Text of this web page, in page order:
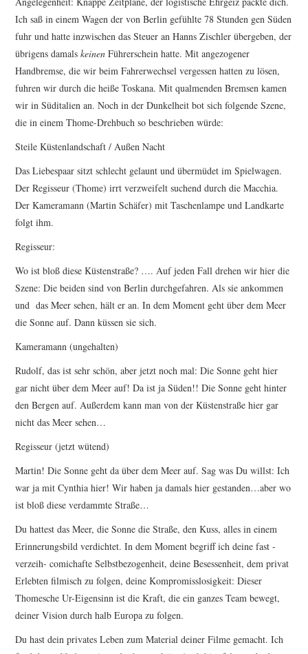
Ich saß in einem Wagen der von Berlin gefühlte 78 Stunden gen Süden
fuhr und hatte inzwischen das Steuer an Hanns Zischler übergeben, der
übrigens damalskeinenFührerschein hatte. Mit angezogener
Handbremse, die wir beim Fahrerwechsel vergessen hatten zu lösen,
fuhren wir durch die heiße Toskana. Mit qualmenden Bremsen kamen
wir in Süditalien an. Noch in der Dunkelheit bot sich folgende Szene,
die in einem Thome-Drehbuch so beschrieben würde:
Steile Küstenlandschaft / Außen Nacht
Das Liebespaar sitzt schlecht gelaunt und übermüdet im Spielwagen.
Der Regisseur (Thome) irrt verzweifelt suchend durch die Macchia.
Der Kameramann (Martin Schäfer) mit Taschenlampe und Landkarte
folgt ihm.
Regisseur:
Wo ist bloß diese Küstenstraße? …. Auf jeden Fall drehen wir hier die
Szene: Die beiden sind von Berlin durchgefahren. Als sie ankommen
und das Meer sehen, hält er an. In dem Moment geht über dem Meer
die Sonne auf. Dann küssen sie sich.
Kameramann (ungehalten)
Rudolf, das ist sehr schön, aber jetzt noch mal: Die Sonne geht hier
gar nicht über dem Meer auf! Da ist ja Süden!! Die Sonne geht hinter
den Bergen auf. Außerdem kann man von der Küstenstraße hier gar
nicht das Meer sehen…
Regisseur (jetzt wütend)
Martin! Die Sonne geht da über dem Meer auf. Sag was Du willst: Ich
war ja mit Cynthia hier! Wir haben ja damals hier gestanden…aber wo
ist bloß diese verdammte Straße…
Du hattest das Meer, die Sonne die Straße, den Kuss, alles in einem
Erinnerungsbild verdichtet. In dem Moment begriff ich deine fast -
verzeih- comichafte Selbstbezogenheit, deine Besessenheit, dem privat
Erlebten filmisch zu folgen, deine Kompromisslosigkeit: Dieser
Thomesche Ur-Eigensinn ist die Kraft, die ein ganzes Team bewegt,
deiner Vision durch halb Europa zu folgen.
Du hast dein privates Leben zum Material deiner Filme gemacht. Ich